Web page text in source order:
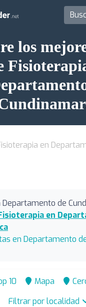
los
en
de
en
en Departamento
10 Mapa
Filtrar por localidad